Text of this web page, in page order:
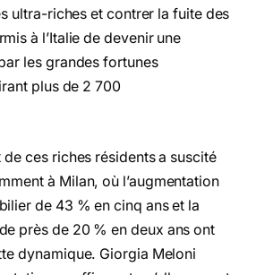
ultra-riches et contrer la fuite des
à l’Italie de devenir une
les grandes fortunes
plus de 2 700
de ces riches résidents a suscité
à Milan, où l’augmentation
de 43 % en cinq ans et la
près de 20 % en deux ans ont
dynamique. Giorgia Meloni